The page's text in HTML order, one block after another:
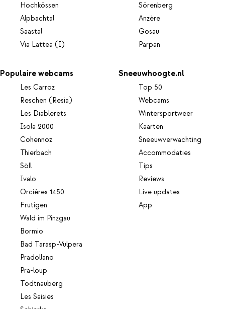
Hochkössen
Alpbachtal
Saastal
Via Lattea (I)
Sörenberg
Anzère
Gosau
Parpan
Populaire webcams
Les Carroz
Reschen (Resia)
Les Diablerets
Isola 2000
Cohennoz
Thierbach
Söll
Ivalo
Orcières 1450
Frutigen
Wald im Pinzgau
Bormio
Bad Tarasp-Vulpera
Pradollano
Pra-loup
Todtnauberg
Les Saisies
Sneeuwhoogte.nl
Top 50
Webcams
Wintersportweer
Kaarten
Sneeuwverwachting
Accommodaties
Tips
Reviews
Live updates
App